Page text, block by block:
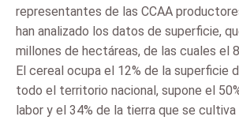
representantes de las CCAA
han analizado los datos de superficie,
millones de hectáreas, de las cuales el
El cereal ocupa el 12% de la superficie
todo el territorio nacional, supone el
labor y el 34% de la tierra que se cultiva